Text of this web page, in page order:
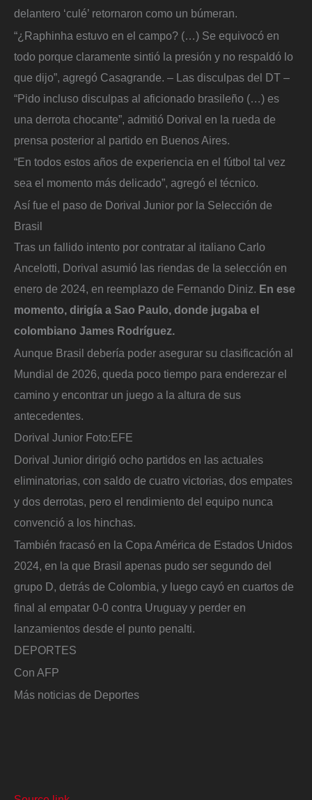
delantero ‘culé’ retornaron como un búmeran.
“¿Raphinha estuvo en el campo? (…) Se equivocó en
todo porque claramente sintió la presión y no respaldó lo
que dijo”, agregó Casagrande. – Las disculpas del DT –
“Pido incluso disculpas al aficionado brasileño (…) es
una derrota chocante”, admitió Dorival en la rueda de
prensa posterior al partido en Buenos Aires.
“En todos estos años de experiencia en el fútbol tal vez
sea el momento más delicado”, agregó el técnico.
Así fue el paso de Dorival Junior por la Selección de
Brasil
Tras un fallido intento por contratar al italiano Carlo
Ancelotti, Dorival asumió las riendas de la selección en
enero de 2024, en reemplazo de Fernando Diniz. En ese
momento, dirigía a Sao Paulo, donde jugaba el
colombiano James Rodríguez.
Aunque Brasil debería poder asegurar su clasificación al
Mundial de 2026, queda poco tiempo para enderezar el
camino y encontrar un juego a la altura de sus
antecedentes.
Dorival Junior Foto: EFE
Dorival Junior dirigió ocho partidos en las actuales
eliminatorias, con saldo de cuatro victorias, dos empates
y dos derrotas, pero el rendimiento del equipo nunca
convenció a los hinchas.
También fracasó en la Copa América de Estados Unidos
2024, en la que Brasil apenas pudo ser segundo del
grupo D, detrás de Colombia, y luego cayó en cuartos de
final al empatar 0-0 contra Uruguay y perder en
lanzamientos desde el punto penalti.
DEPORTES
Con AFP
Más noticias de Deportes